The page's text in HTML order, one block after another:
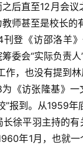
后直至12月会
师甚至是校长的
刊登《访邵洛羊
委会“实际负责
作，也没有提到林
为《访张隆基》
”报到。从1959
徐平羽主持的有
年1月，也就